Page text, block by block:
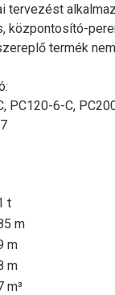
tervezést
központosító-
termék
PC120-6-C,
t
m
m
m
m³